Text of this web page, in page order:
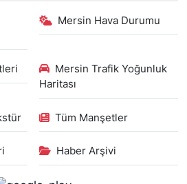
Mersin Hava Durumu
Mersin Trafik Yoğunluk
Haritası
Tüm Manşetler
Haber Arşivi